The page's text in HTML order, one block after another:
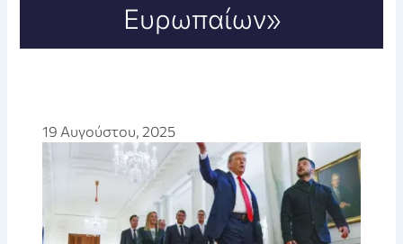
Ευρωπαίων»
19 Αυγούστου, 2025